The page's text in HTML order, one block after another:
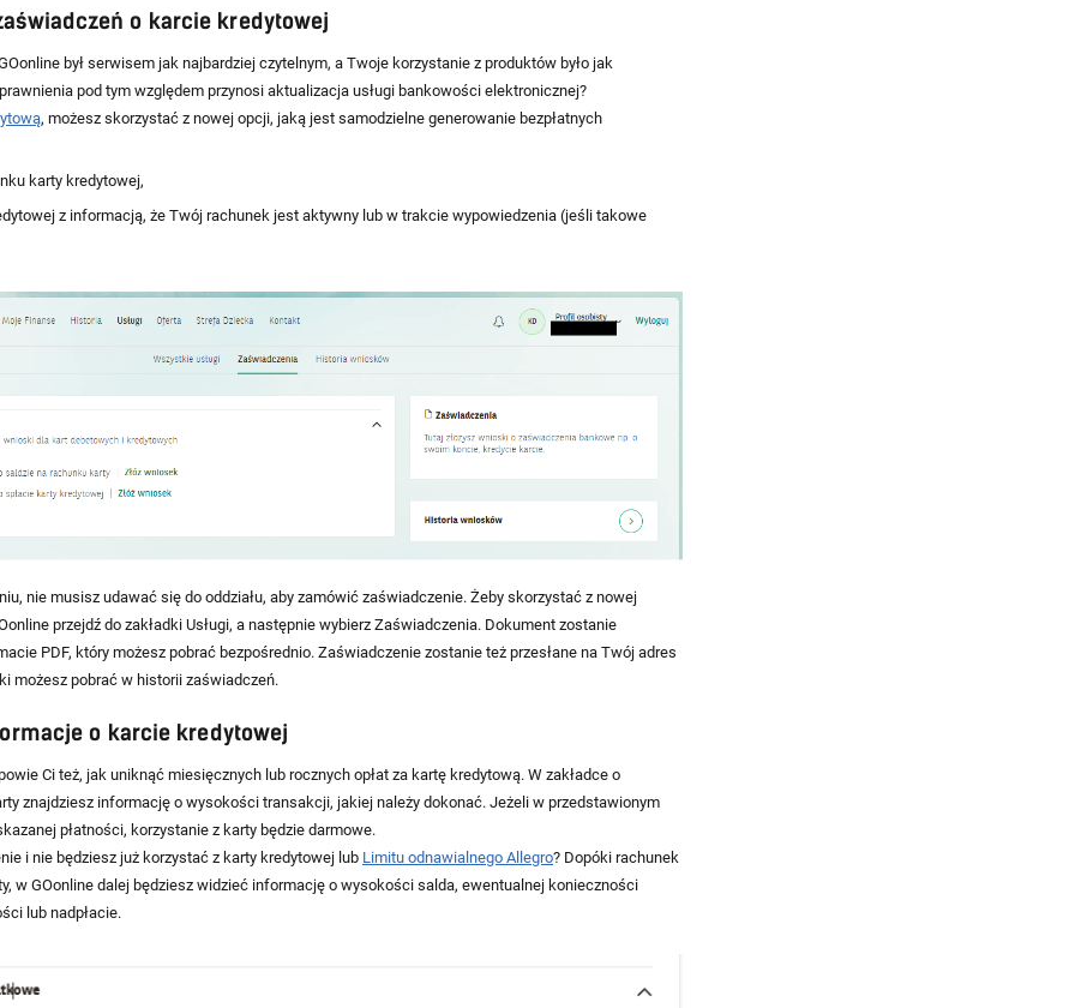
o karcie kredytowej
był serwisem jak najbardziej czytelnym, a Twoje korzystanie z produktów było jak
pod tym względem przynosi aktualizacja usługi bankowości elektronicznej?
, możesz skorzystać z nowej opcji, jaką jest samodzielne generowanie bezpłatnych
karty kredytowej,
z informacją, że Twój rachunek jest aktywny lub w trakcie wypowiedzenia (jeśli takowe
nie musisz udawać się do oddziału, aby zamówić zaświadczenie. Żeby skorzystać z nowej
przejdź do zakładki Usługi, a następnie wybierz Zaświadczenia. Dokument zostanie
PDF, który możesz pobrać bezpośrednio. Zaświadczenie zostanie też przesłane na Twój adres
możesz pobrać w historii zaświadczeń.
o karcie kredytowej
Ci też, jak uniknąć miesięcznych lub rocznych opłat za kartę kredytową. W zakładce o
znajdziesz informację o wysokości transakcji, jakiej należy dokonać. Jeżeli w przedstawionym
płatności, korzystanie z karty będzie darmowe.
i nie będziesz już korzystać z karty kredytowej lub Limitu odnawialnego Allegro? Dopóki rachunek
w GOonline dalej będziesz widzieć informację o wysokości salda, ewentualnej konieczności
lub nadpłacie.